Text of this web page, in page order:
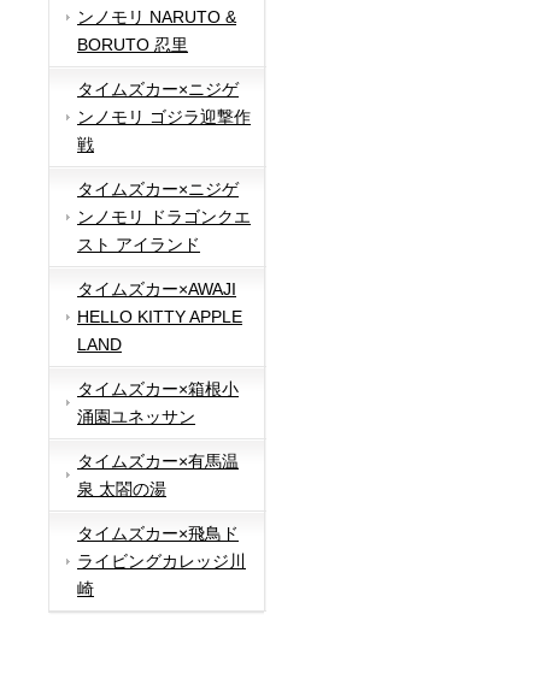
ンノモリ NARUTO &
BORUTO 忍里
タイムズカー×ニジゲ
ンノモリ ゴジラ迎撃作
戦
タイムズカー×ニジゲ
ンノモリ ドラゴンクエ
スト アイランド
タイムズカー×AWAJI
HELLO KITTY APPLE
LAND
タイムズカー×箱根小
涌園ユネッサン
タイムズカー×有馬温
泉 太閤の湯
タイムズカー×飛鳥ド
ライビングカレッジ川
崎